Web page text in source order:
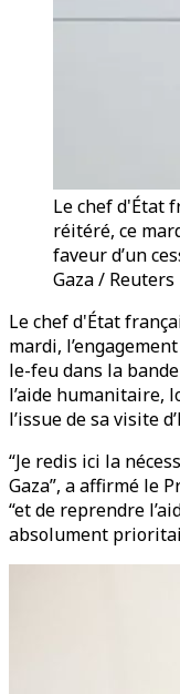
Le chef d'État
réitéré, ce
faveur d’un
Gaza / Reuters
Le chef d'État
mardi,
le-feu dans la
l’aide humanitaire,
l’issue de sa visite
“Je redis ici la
Gaza”, a affirmé le
“et de reprendre
absolument